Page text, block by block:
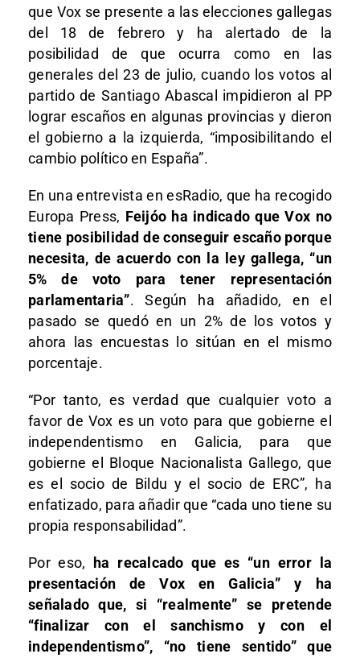
que Vox se presente a las elecciones gallegas
del 18 de febrero y ha alertado de la
posibilidad de que ocurra como en las
generales del 23 de julio, cuando los votos al
partido de Santiago Abascal impidieron al PP
lograr escaños en algunas provincias y dieron
el gobierno a la izquierda, “imposibilitando el
cambio político en España”.
En una entrevista en esRadio, que ha recogido
Europa Press, Feijóo ha indicado que Vox no
tiene posibilidad de conseguir escaño porque
necesita, de acuerdo con la ley gallega, “un
5% de voto para tener representación
parlamentaria”. Según ha añadido, en el
pasado se quedó en un 2% de los votos y
ahora las encuestas lo sitúan en el mismo
porcentaje.
“Por tanto, es verdad que cualquier voto a
favor de Vox es un voto para que gobierne el
independentismo en Galicia, para que
gobierne el Bloque Nacionalista Gallego, que
es el socio de Bildu y el socio de ERC”, ha
enfatizado, para añadir que “cada uno tiene su
propia responsabilidad”.
Por eso,
ha recalcado que es “un error la
presentación de Vox en Galicia” y ha
señalado que, si “realmente” se pretende
“finalizar con el sanchismo y con el
independentismo”, “no tiene sentido” que